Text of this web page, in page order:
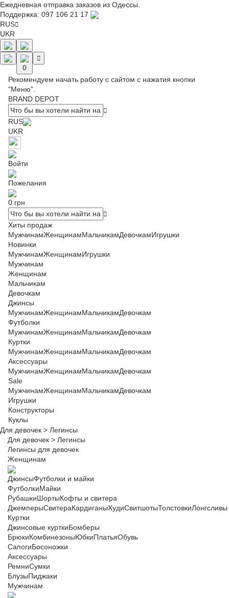
Ежедневная отправка заказов из Одессы.
Поддержка: 097 106 21 17
RUS
UKR
0
Рекомендуем начать работу с сайтом с нажатия кнопки
"Меню".
BRAND DEPOT
RUS
UKR
Войти
Пожелания
0 грн
Хиты продаж
МужчинамЖенщинамМальчикамДевочкамИгрушки
Новинки
МужчинамЖенщинамИгрушки
Мужчинам
Женщинам
Мальчикам
Девочкам
Джинсы
МужчинамЖенщинамМальчикамДевочкам
Футболки
МужчинамЖенщинамМальчикамДевочкам
Куртки
МужчинамЖенщинамМальчикамДевочкам
Аксессуары
МужчинамЖенщинамМальчикамДевочкам
Sale
МужчинамЖенщинамМальчикамДевочкам
Игрушки
Конструкторы
Куклы
Для девочек > Легинсы
Для девочек > Легинсы
Легинсы для девочек
Женщинам
ДжинсыФутболки и майки
ФутболкиМайки
РубашкиШортыКофты и свитера
ДжемперыСвитераКардиганыХудиСвитшотыТолстовкиЛонгсливы
Куртки
Джинсовые курткиБомберы
БрюкиКомбинезоныЮбкиПлатьяОбувь
СапогиБосоножки
Аксессуары
РемниСумки
БлузыПиджаки
Мужчинам